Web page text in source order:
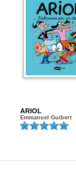
ARIOL
Emmanuel Guibert